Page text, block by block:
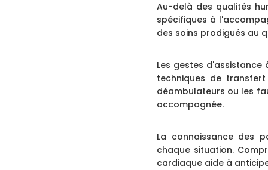
Au-delà des qualités
spécifiques à
des soins prodigués au
Les gestes
techniques de
déambulateurs ou les
accompagnée.
La connaissance des
chaque situation.
cardiaque aide à